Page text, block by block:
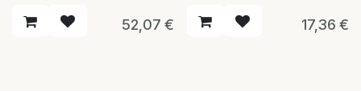
52,07 € 17,36 €